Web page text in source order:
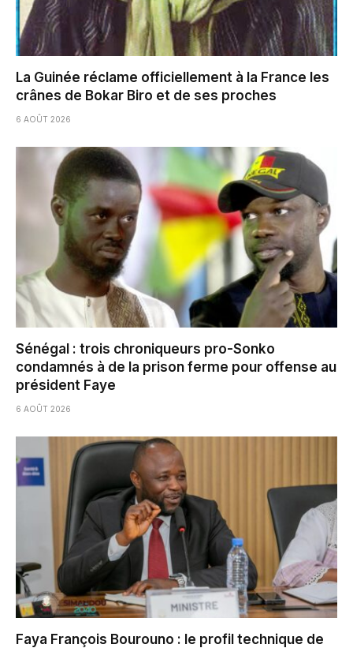
La Guinée réclame officiellement à la France les
crânes de Bokar Biro et de ses proches
6 AOÛT 2026
Sénégal : trois chroniqueurs pro-Sonko
condamnés à de la prison ferme pour offense au
président Faye
6 AOÛT 2026
Faya François Bourouno : le profil technique de